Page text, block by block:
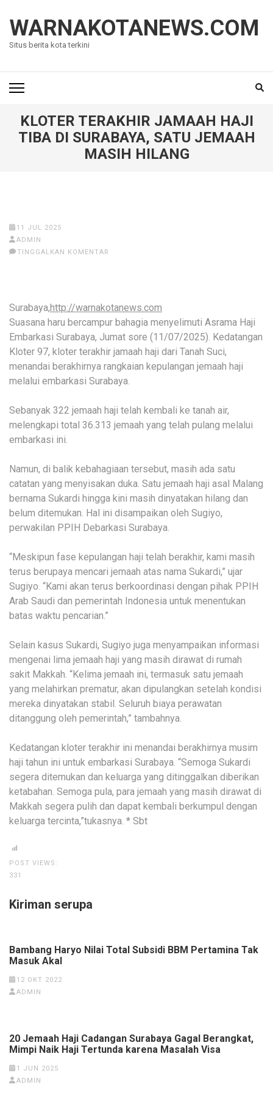
konten
(Tekan
WARNAKOTANEWS.COM
Situs berita kota terkini
KLOTER TERAKHIR JAMAAH HAJI
TIBA DI SURABAYA, SATU JEMAAH
MASIH HILANG
11 JUL 2025
ADMIN
TINGGALKAN KOMENTAR
Surabaya,http://warnakotanews.com
Suasana haru bercampur bahagia menyelimuti Asrama Haji
Embarkasi Surabaya, Jumat sore (11/07/2025). Kedatangan
Kloter 97, kloter terakhir jamaah haji dari Tanah Suci,
menandai berakhirnya rangkaian kepulangan jemaah haji
melalui embarkasi Surabaya.
Sebanyak 322 jemaah haji telah kembali ke tanah air,
melengkapi total 36.313 jemaah yang telah pulang melalui
embarkasi ini.
Namun, di balik kebahagiaan tersebut, masih ada satu
catatan yang menyisakan duka. Satu jemaah haji asal Malang
bernama Sukardi hingga kini masih dinyatakan hilang dan
belum ditemukan. Hal ini disampaikan oleh Sugiyo,
perwakilan PPIH Debarkasi Surabaya.
“Meskipun fase kepulangan haji telah berakhir, kami masih
terus berupaya mencari jemaah atas nama Sukardi,” ujar
Sugiyo. “Kami akan terus berkoordinasi dengan pihak PPIH
Arab Saudi dan pemerintah Indonesia untuk menentukan
batas waktu pencarian.”
Selain kasus Sukardi, Sugiyo juga menyampaikan informasi
mengenai lima jemaah haji yang masih dirawat di rumah
sakit Makkah. “Kelima jemaah ini, termasuk satu jemaah
yang melahirkan prematur, akan dipulangkan setelah kondisi
mereka dinyatakan stabil. Seluruh biaya perawatan
ditanggung oleh pemerintah,” tambahnya.
Kedatangan kloter terakhir ini menandai berakhirnya musim
haji tahun ini untuk embarkasi Surabaya. “Semoga Sukardi
segera ditemukan dan keluarga yang ditinggalkan diberikan
ketabahan. Semoga pula, para jemaah yang masih dirawat di
Makkah segera pulih dan dapat kembali berkumpul dengan
keluarga tercinta,”tukasnya. * Sbt
POST VIEWS:
331
Kiriman serupa
Bambang Haryo Nilai Total Subsidi BBM Pertamina Tak
Masuk Akal
12 OKT 2022
ADMIN
20 Jemaah Haji Cadangan Surabaya Gagal Berangkat,
Mimpi Naik Haji Tertunda karena Masalah Visa
1 JUN 2025
ADMIN